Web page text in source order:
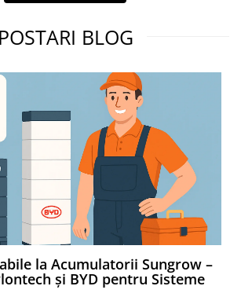
POSTARI BLOG
la Acumulatorii Sungrow –
și BYD pentru Sisteme